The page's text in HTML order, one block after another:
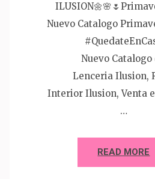
Nuevo Catalogo
Nuevo Catalogo
Lenceria Ilusion,
Interior Ilusion, Venta
…
READ MORE